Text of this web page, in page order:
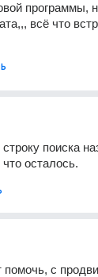
программы,
всё что
поиска
осталось.
помочь, с